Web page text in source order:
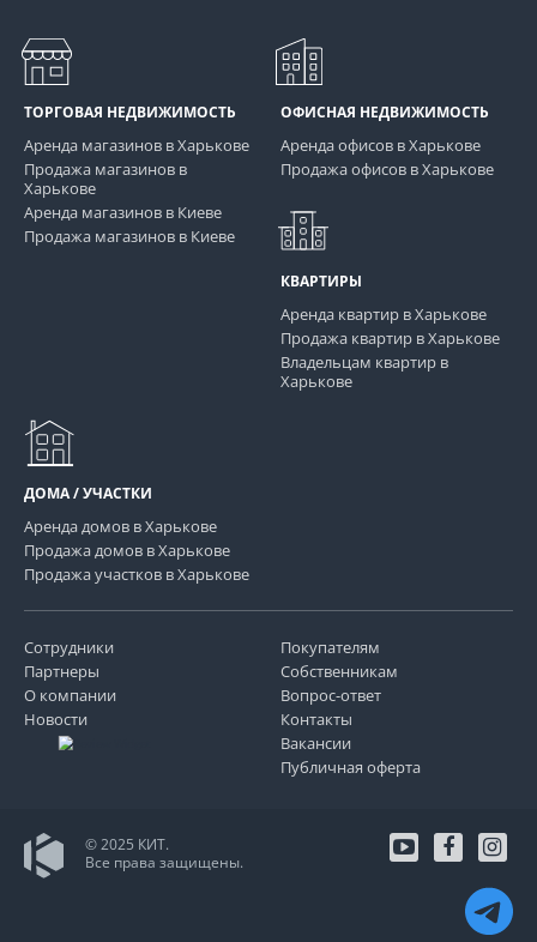
ТОРГОВАЯ НЕДВИЖИМОСТЬ
Аренда магазинов в Харькове
Продажа магазинов в
Харькове
Аренда магазинов в Киеве
Продажа магазинов в Киеве
ОФИСНАЯ НЕДВИЖИМОСТЬ
Аренда офисов в Харькове
Продажа офисов в Харькове
КВАРТИРЫ
Аренда квартир в Харькове
Продажа квартир в Харькове
Владельцам квартир в
Харькове
ДОМА / УЧАСТКИ
Аренда домов в Харькове
Продажа домов в Харькове
Продажа участков в Харькове
Сотрудники
Партнеры
Покупателям
Собственникам
О компании
Новости
Вопрос-ответ
Контакты
Вакансии
Публичная оферта
© 2025 КИТ.
Все права защищены.